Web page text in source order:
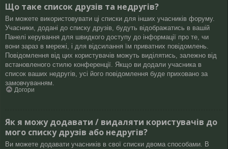
Що таке список друзів та недругів?
Ви можете використовувати ці списки для інших учасників форуму.
Учасники, додані до списку друзів, будуть відображатись в вашій
Панелі керування для швидкого доступу до інформації про те, чи
вони зараз в мережі, і для відсилання їм приватних повідомлень.
Повідомлення від цих користувачів можуть виділятись, залежно від
встановленого стилю конференції. Якщо ви додали учасника в
список ваших недругів, усі його повідомлення буде приховано за
замовчуванням.
Догори
Як я можу додавати / видаляти користувачів до
мого списку друзів або недругів?
Ви можете додавати учасників в свої списки двома способами. В